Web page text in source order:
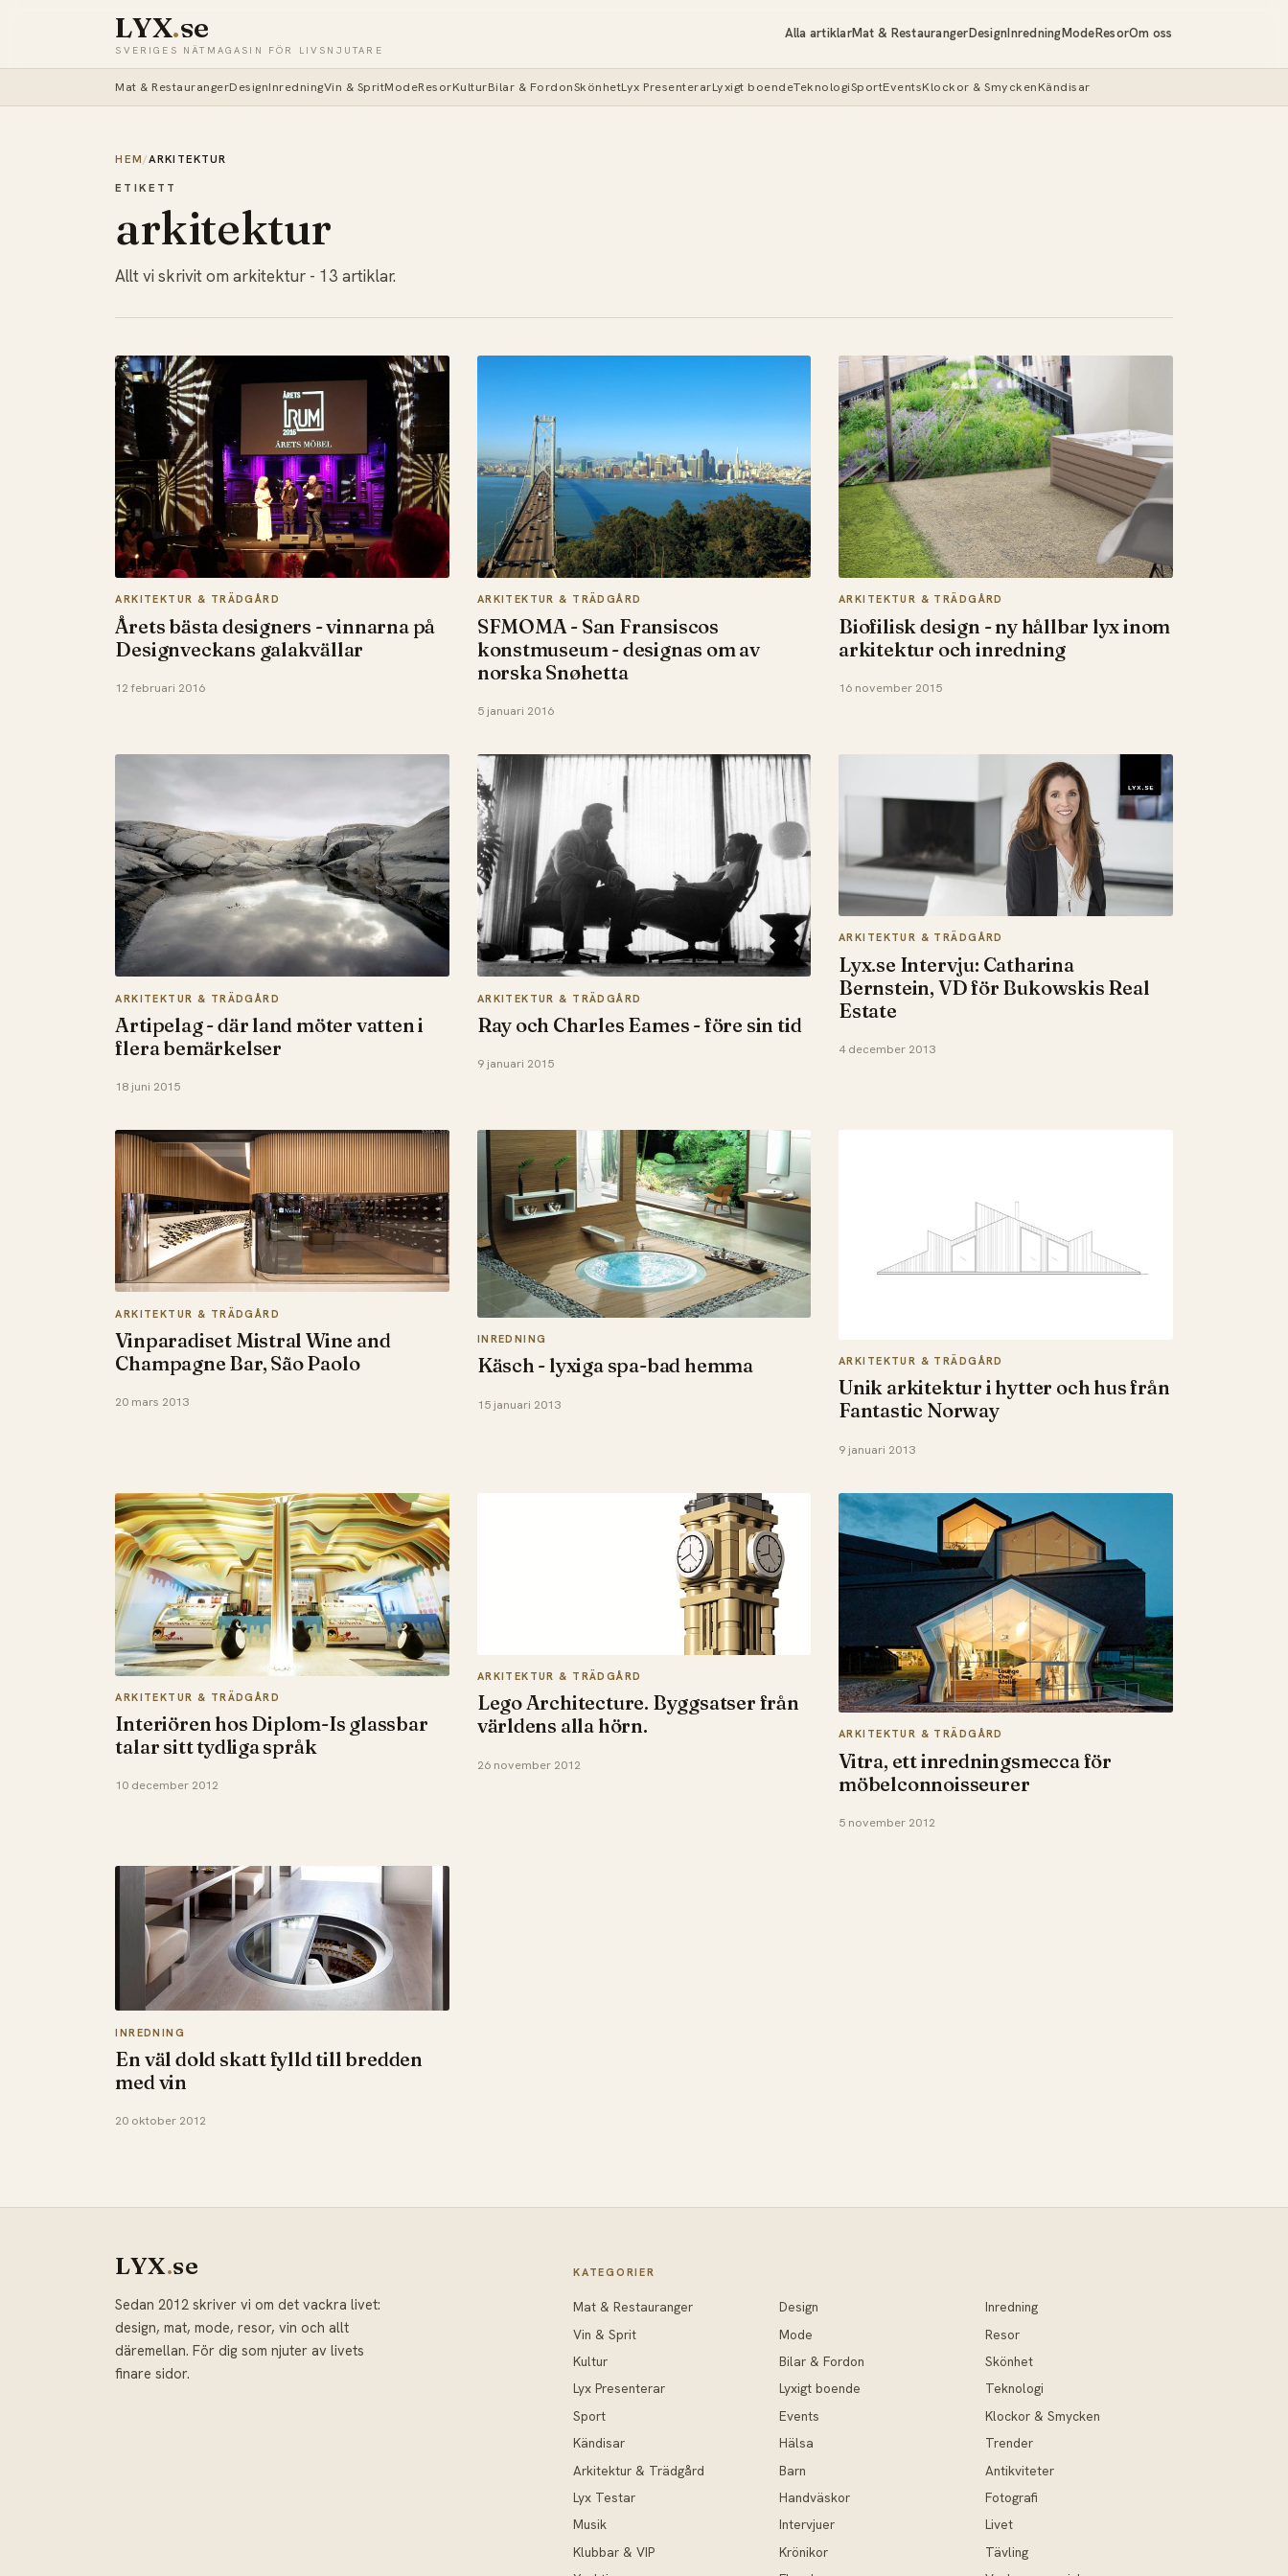
LYX.se
SVERIGES NÄTMAGASIN FÖR LIVSNJUTARE
Alla artiklarMat & RestaurangerDesignInredningModeResorOm oss
Mat & RestaurangerDesignInredningVin & SpritModeResorKulturBilar & FordonSkönhetLyx PresenterarLyxigt boendeTeknologiSportEventsKlockor & SmyckenKändisar
HEM /ARKITEKTUR
ETIKETT
arkitektur
Allt vi skrivit om arkitektur - 13 artiklar.
ARKITEKTUR & TRÄDGÅRD
Årets bästa designers - vinnarna på
Designveckans galakvällar
12 februari 2016
ARKITEKTUR & TRÄDGÅRD
SFMOMA - San Fransiscos
konstmuseum - designas om av
norska Snøhetta
5 januari 2016
ARKITEKTUR & TRÄDGÅRD
Biofilisk design - ny hållbar lyx inom
arkitektur och inredning
16 november 2015
ARKITEKTUR & TRÄDGÅRD
Artipelag - där land möter vatten i
flera bemärkelser
18 juni 2015
ARKITEKTUR & TRÄDGÅRD
Ray och Charles Eames - före sin tid
9 januari 2015
ARKITEKTUR & TRÄDGÅRD
Lyx.se Intervju: Catharina
Bernstein, VD för Bukowskis Real
Estate
4 december 2013
ARKITEKTUR & TRÄDGÅRD
Vinparadiset Mistral Wine and
Champagne Bar, São Paolo
20 mars 2013
INREDNING
Käsch - lyxiga spa-bad hemma
15 januari 2013
ARKITEKTUR & TRÄDGÅRD
Unik arkitektur i hytter och hus från
Fantastic Norway
9 januari 2013
ARKITEKTUR & TRÄDGÅRD
Interiören hos Diplom-Is glassbar
talar sitt tydliga språk
10 december 2012
ARKITEKTUR & TRÄDGÅRD
Lego Architecture. Byggsatser från
världens alla hörn.
26 november 2012
ARKITEKTUR & TRÄDGÅRD
Vitra, ett inredningsmecca för
möbelconnoisseurer
5 november 2012
INREDNING
En väl dold skatt fylld till bredden
med vin
20 oktober 2012
LYX.se
Sedan 2012 skriver vi om det vackra livet:
design, mat, mode, resor, vin och allt
däremellan. För dig som njuter av livets
finare sidor.
KATEGORIER
Mat & Restauranger Design
Inredning
Vin & Sprit
Mode
Resor
Kultur
Bilar & Fordon
Skönhet
Lyx Presenterar
Lyxigt boende
Teknologi
Sport
Events
Klockor & Smycken
Kändisar
Hälsa
Trender
Arkitektur & Trädgård
Barn
Antikviteter
Lyx Testar
Handväskor
Fotografi
Musik
Intervjuer
Livet
Klubbar & VIP
Krönikor
Tävling